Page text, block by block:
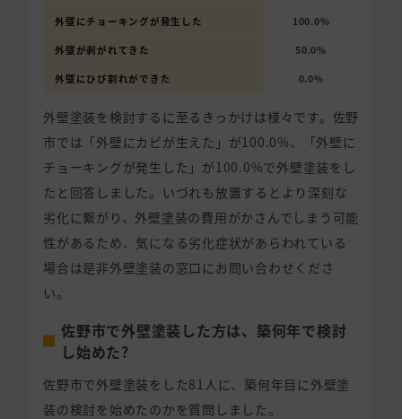
外壁にチョーキングが発生した 100.0%
外壁が剥がれてきた 50.0%
外壁にひび割れができた 0.0%
外壁塗装を検討するに至るきっかけは様々です。佐野
市では「外壁にカビが生えた」が100.0%、「外壁に
チョーキングが発生した」が100.0%で外壁塗装をし
たと回答しました。いづれも放置するとより深刻な
劣化に繋がり、外壁塗装の費用がかさんでしまう可能
性があるため、気になる劣化症状があらわれている
場合は是非外壁塗装の窓口にお問い合わせくださ
い。
佐野市で外壁塗装した方は、築何年で検討
し始めた?
佐野市で外壁塗装をした81人に、築何年目に外壁塗
装の検討を始めたのかを質問しました。